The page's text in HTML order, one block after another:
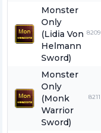
Monster
Only
(Lidia Von
Helmann
Sword)
8209
Monster
Only
(Monk
Warrior
Sword)
8211